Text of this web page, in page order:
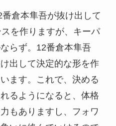
倉本隼吾が抜け出して
を作りますが、キーパ
らず。12番倉本隼吾
出して決定的な形を作
ます。これで、決める
るようになると、体格
もありますし、フォワ